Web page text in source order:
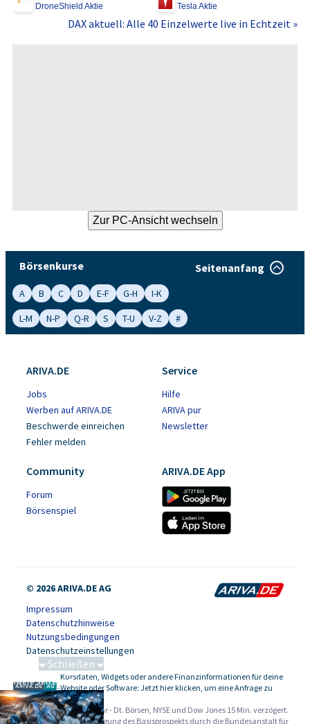
DroneShield Aktie Tesla Aktie
DAX aktuell: Alle 40 Einzelwerte live in Echtzeit »
Börsenkurse Seitenanfang
A B C D E-F G-H
I-K
L-M
N-P Q-R S T-U V-Z #
ARIVA.DE
Jobs
Werben auf ARIVA.DE
Beschwerde einreichen
Fehler melden
Service
Hilfe
ARIVA pur
Newsletter
Community
Forum
Börsenspiel
ARIVA.DE App
© 2026 ARIVA.DE AG
Impressum
Datenschutzhinweise
Nutzungsbedingungen
Datenschutzeinstellungen
-
Kursdaten, Widgets oder andere Finanzinformationen für deine
Website oder Software: Jetzt hier klicken, um eine Anfrage zu
stellen.
Alle Angaben ohne Gewähr - Dt. Börsen, NYSE und Dow Jones 15 Min. verzögert.
Werbehinweise:Die Billigung des Basisprospekts durch die Bundesanstalt für
Schließen
Schwere Seltene Erden